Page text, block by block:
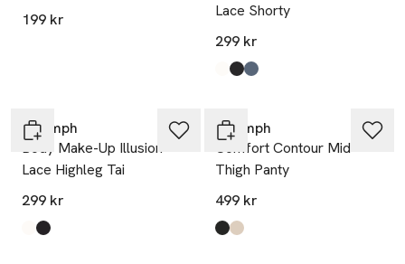
199 kr
Lace Shorty
299 kr
Produkten finns i färgerna:
Ecru White
Black,
Indigo Veil
Triumph
Body Make-Up Illusion
Lace Highleg Tai
299 kr
Produkten finns i färgerna:
Ecru White
Black
Triumph
Comfort Contour Mid-
Thigh Panty
499 kr
Produkten finns i färgerna:
Black
Nude Beige